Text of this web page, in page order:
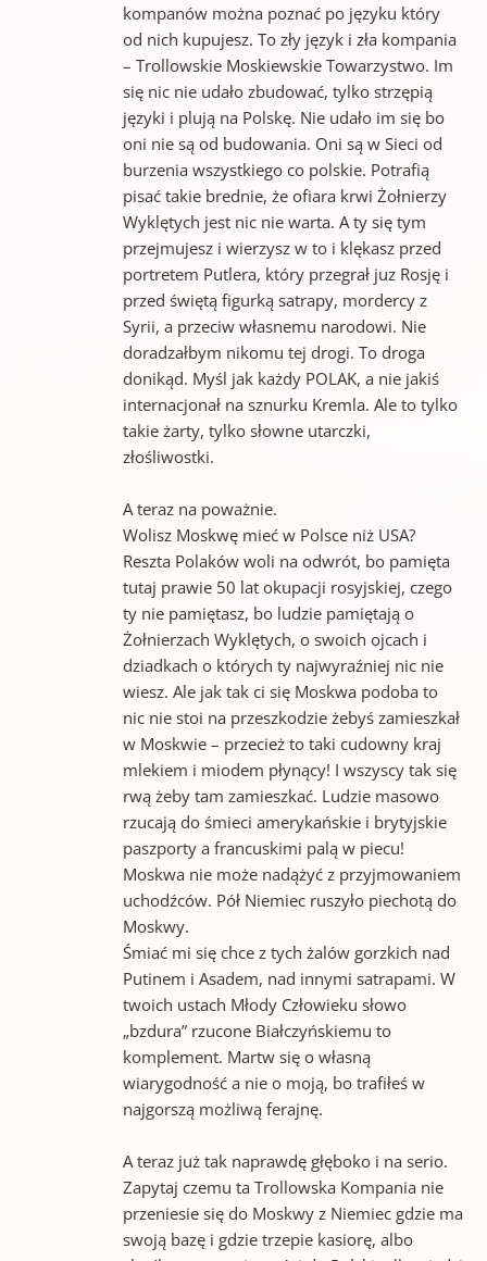
kompanów można poznać po języku który
od nich kupujesz. To zły język i zła kompania
– Trollowskie Moskiewskie Towarzystwo. Im
się nic nie udało zbudować, tylko strzępią
języki i plują na Polskę. Nie udało im się bo
oni nie są od budowania. Oni są w Sieci od
burzenia wszystkiego co polskie. Potrafią
pisać takie brednie, że ofiara krwi Żołnierzy
Wyklętych jest nic nie warta. A ty się tym
przejmujesz i wierzysz w to i klękasz przed
portretem Putlera, który przegrał juz Rosję i
przed świętą figurką satrapy, mordercy z
Syrii, a przeciw własnemu narodowi. Nie
doradzałbym nikomu tej drogi. To droga
donikąd. Myśl jak każdy POLAK, a nie jakiś
internacjonał na sznurku Kremla. Ale to tylko
takie żarty, tylko słowne utarczki,
złośliwostki.
A teraz na poważnie.
Wolisz Moskwę mieć w Polsce niż USA?
Reszta Polaków woli na odwrót, bo pamięta
tutaj prawie 50 lat okupacji rosyjskiej, czego
ty nie pamiętasz, bo ludzie pamiętają o
Żołnierzach Wyklętych, o swoich ojcach i
dziadkach o których ty najwyraźniej nic nie
wiesz. Ale jak tak ci się Moskwa podoba to
nic nie stoi na przeszkodzie żebyś zamieszkał
w Moskwie – przecież to taki cudowny kraj
mlekiem i miodem płynący! I wszyscy tak się
rwą żeby tam zamieszkać. Ludzie masowo
rzucają do śmieci amerykańskie i brytyjskie
paszporty a francuskimi palą w piecu!
Moskwa nie może nadążyć z przyjmowaniem
uchodźców. Pół Niemiec ruszyło piechotą do
Moskwy.
Śmiać mi się chce z tych żalów gorzkich nad
Putinem i Asadem, nad innymi satrapami. W
twoich ustach Młody Człowieku słowo
„bzdura” rzucone Białczyńskiemu to
komplement. Martw się o własną
wiarygodność a nie o moją, bo trafiłeś w
najgorszą możliwą ferajnę.
A teraz już tak naprawdę głęboko i na serio.
Zapytaj czemu ta Trollowska Kompania nie
przeniesie się do Moskwy z Niemiec gdzie ma
swoją bazę i gdzie trzepie kasiorę, albo